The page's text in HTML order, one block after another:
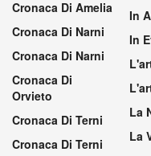
Cronaca Di Amelia
Cronaca Di Narni
Cronaca Di Narni
Cronaca Di
Orvieto
Cronaca Di Terni
Cronaca Di Terni
In
In
La
La